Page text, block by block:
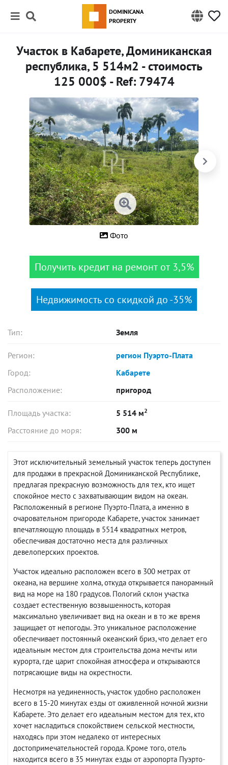
DOMINICANA
PROPERTY
Участок в Кабарете, Доминиканская
республика, 5 514м2 - стоимость
125 000$ - Ref: 79474
Фото
Получить кредит на ремонт от 3,5%
Недвижимость со скидкой до -35%
Тип: Земля
Регион:
регион Пуэрто-Плата
Город:
Кабарете
Расположение:
пригород
Площадь участка: 5 514 м2
Расстояние до моря: 300 м
Этот исключительный земельный участок теперь доступен
для продажи в прекрасной Доминиканской Республике,
предлагая прекрасную возможность для тех, кто ищет
спокойное место с захватывающим видом на океан.
Расположенный в регионе Пуэрто-Плата, а именно в
очаровательном пригороде Кабарете, участок занимает
впечатляющую площадь в 5514 квадратных метров,
обеспечивая достаточно места для различных
девелоперских проектов.
Участок идеально расположен всего в 300 метрах от
океана, на вершине холма, откуда открывается панорамный
вид на море на 180 градусов. Пологий склон участка
создает естественную возвышенность, которая
максимально увеличивает вид на океан и в то же время
защищает от непогоды. Это уникальное расположение
обеспечивает постоянный океанский бриз, что делает его
идеальным местом для строительства дома мечты или
курорта, где царит спокойная атмосфера и открываются
потрясающие виды на окрестности.
Несмотря на уединенность, участок удобно расположен
всего в 15-20 минутах езды от оживленной ночной жизни
Кабарете. Это делает его идеальным местом для тех, кто
хочет насладиться спокойствием сельской местности,
находясь при этом недалеко от интересных
достопримечательностей города. Кроме того, отель
находится всего в 35 минутах езды от аэропорта Пуэрто-